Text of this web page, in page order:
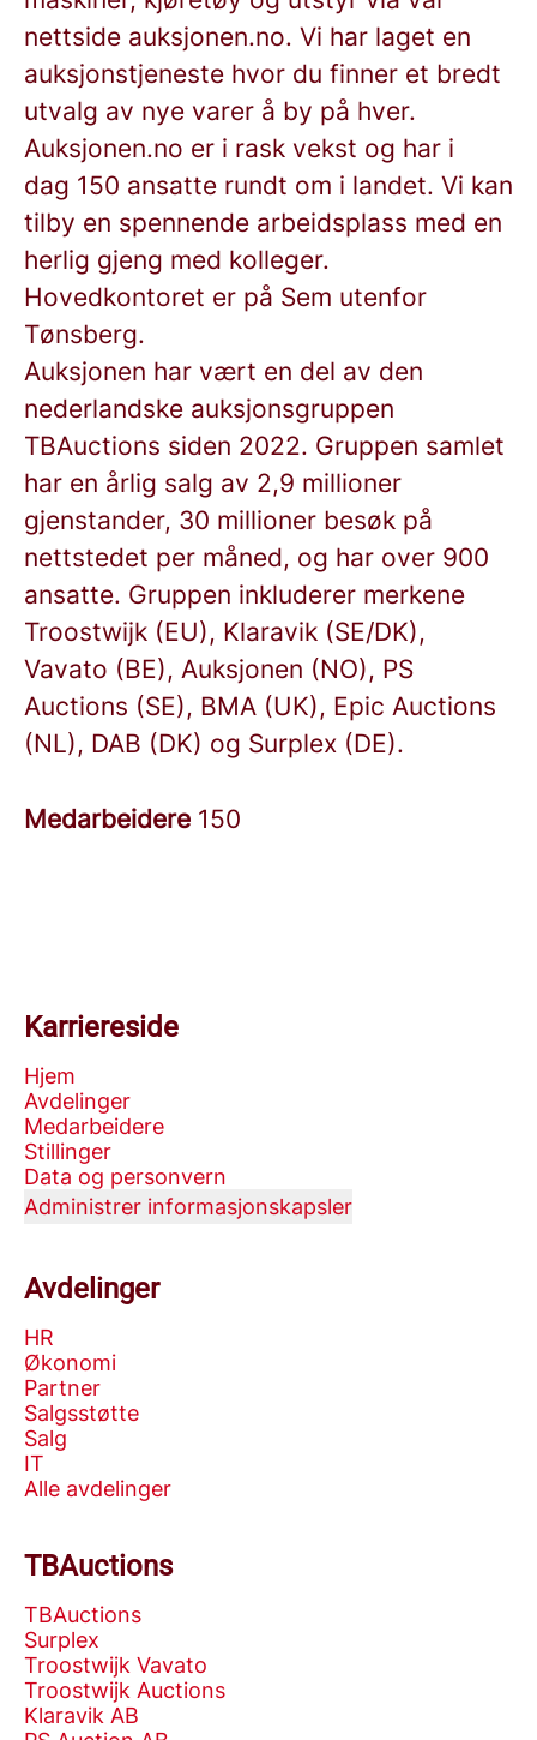
nettside auksjonen.no. Vi har laget en
auksjonstjeneste hvor du finner et bredt
utvalg av nye varer å by på hver.
Auksjonen.no er i rask vekst og har i
dag 150 ansatte rundt om i landet. Vi kan
tilby en spennende arbeidsplass med en
herlig gjeng med kolleger.
Hovedkontoret er på Sem utenfor
Tønsberg.
Auksjonen har vært en del av den
nederlandske auksjonsgruppen
TBAuctions siden 2022. Gruppen samlet
har en årlig salg av 2,9 millioner
gjenstander, 30 millioner besøk på
nettstedet per måned, og har over 900
ansatte. Gruppen inkluderer merkene
Troostwijk (EU), Klaravik (SE/DK),
Vavato (BE), Auksjonen (NO), PS
Auctions (SE), BMA (UK), Epic Auctions
(NL), DAB (DK) og Surplex (DE).
Medarbeidere 150
Karriereside
Hjem
Avdelinger
Medarbeidere
Stillinger
Data og personvern
Administrer informasjonskapsler
Avdelinger
HR
Økonomi
Partner
Salgsstøtte
Salg
IT
Alle avdelinger
TBAuctions
TBAuctions
Surplex
Troostwijk Vavato
Troostwijk Auctions
Klaravik AB